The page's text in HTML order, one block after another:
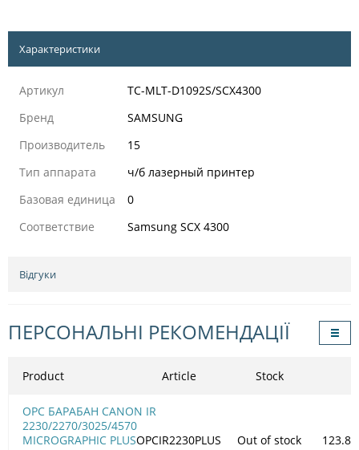
Характеристики
Артикул
TC-MLT-D1092S/SCX4300
Бренд
SAMSUNG
Производитель
15
Тип аппарата
ч/б лазерный принтер
Базовая единица
0
Соответствие
Samsung SCX 4300
Відгуки
ПЕРСОНАЛЬНІ РЕКОМЕНДАЦІЇ
Product
OPC БАРАБАН CANON IR
2230/2270/3025/4570
MICROGRAPHIC PLUS
Article Stock
OPCIR2230PLUS Out of stock 123.89